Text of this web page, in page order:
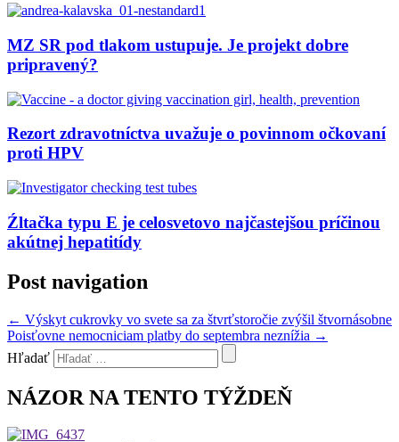
MZ SR pod tlakom ustupuje. Je projekt dobre
pripravený?
Rezort zdravotníctva uvažuje o povinnom očkovaní
proti HPV
Źltačka typu E je celosvetovo najčastejšou príčinou
akútnej hepatitídy
Post navigation
← Výskyt cukrovky vo svete sa za štvrťstoročie zvýšil štvornásobne
Poisťovne nemocniciam platby do septembra neznížia →
Hľadať
NÁZOR NA TENTO TÝŽDEŇ